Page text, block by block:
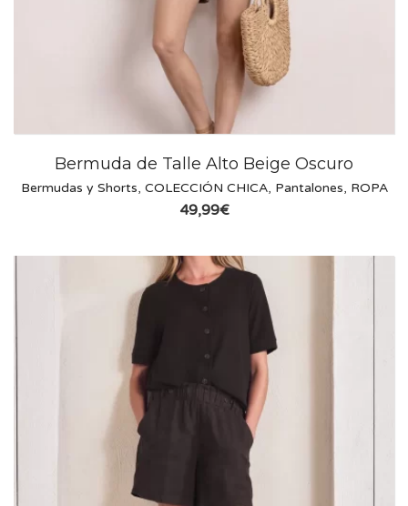
Bermuda de Talle Alto Beige Oscuro
Bermudas y Shorts, COLECCIÓN CHICA, Pantalones, ROPA
49,99€